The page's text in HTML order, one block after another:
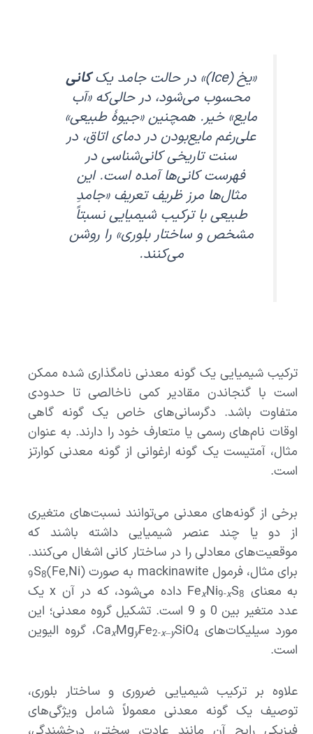
«یخ (Ice)» در حالت جامد یک
کانی
محسوب می‌شود، در حالی‌که «آب
مایع» خیر. همچنین «جیوهٔ طبیعی»
علی‌رغم مایع‌بودن در دمای اتاق، در
سنت تاریخی کانی‌شناسی در
فهرست کانی‌ها آمده است. این
مثال‌ها مرز ظریف تعریف «جامدِ
طبیعی با ترکیب شیمیایی نسبتاً
مشخص و ساختار بلوری» را روشن
می‌کنند.
ترکیب شیمیایی یک گونه معدنی نامگذاری شده ممکن
است با گنجاندن مقادیر کمی ناخالصی تا حدودی
متفاوت باشد. دگرسانی‌های خاص یک گونه گاهی
اوقات نام‌های رسمی یا متعارف خود را دارند. به عنوان
مثال، آمتیست یک گونه ارغوانی از گونه معدنی کوارتز
است.
برخی از گونه‌های معدنی می‌توانند نسبت‌های متغیری
از دو یا چند عنصر شیمیایی داشته باشند که
موقعیت‌های معادلی را در ساختار کانی اشغال می‌کنند.
برای مثال، فرمول mackinawite به صورت (Fe,Ni)
9S8
به معنای Fe xNi9-xS8
داده می‌شود، که در آن x یک
عدد متغیر بین 0 و 9 است. تشکیل گروه معدنی؛ این
مورد سیلیکات‌های Ca
xMgyFe2-x–ySiO4
، گروه الیوین
است.
علاوه بر ترکیب شیمیایی ضروری و ساختار بلوری،
توصیف یک گونه معدنی معمولاً شامل ویژگی‌های